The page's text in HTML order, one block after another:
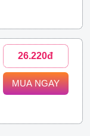
26.220đ
MUA NGAY